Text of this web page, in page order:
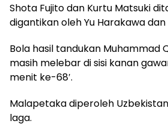
Shota Fujito dan Kurtu Matsuki
digantikan oleh Yu Harakawa
Bola hasil tandukan Muhammad
masih melebar di sisi kanan
menit ke-68′.
Malapetaka diperoleh
laga.